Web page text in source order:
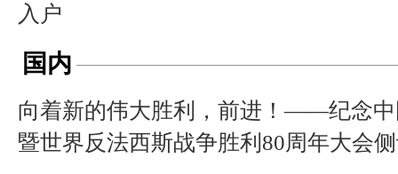
入户
国内
向着新的伟大胜利，前进！——纪念中
暨世界反法西斯战争胜利80周年大会